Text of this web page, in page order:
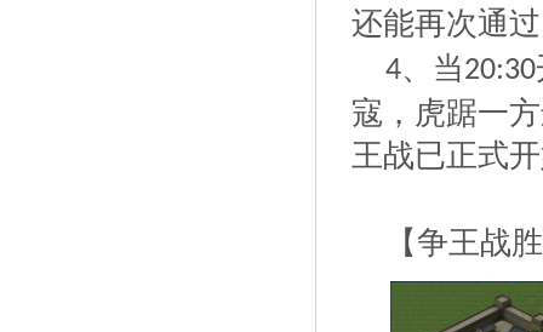
还能再次通过
4、当20:30
寇，虎踞一
王战已正式
【争王战